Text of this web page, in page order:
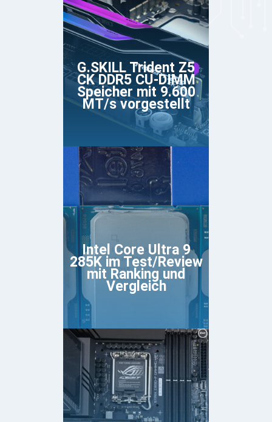
G.SKILL Trident Z5
CK DDR5 CU-DIMM
Speicher mit 9.600
MT/s vorgestellt
Intel Core Ultra 9
285K im Test/Review
mit Ranking und
Vergleich